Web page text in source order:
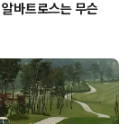
바트로스는 무슨